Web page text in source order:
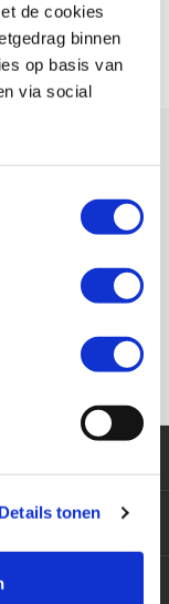
de cookies
binnen
op basis van
via social
Details tonen
tachtig de scooters
hierbij aan.
19 januari 2013 het
te hebben om